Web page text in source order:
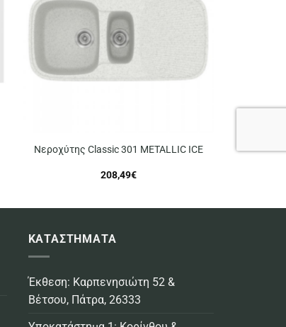
Νεροχύτης Classic 301 METALLIC ICE
208,49€
ΚΑΤΑΣΤΗΜΑΤΑ
Έκθεση: Καρπενησιώτη 52 &
Βέτσου, Πάτρα, 26333